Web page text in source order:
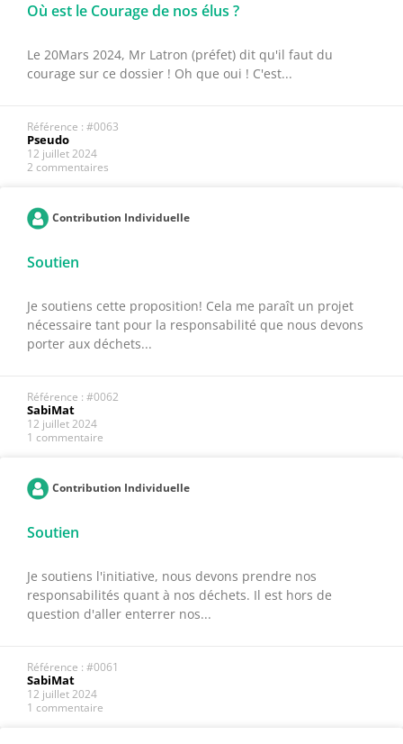
Où est le Courage de nos élus ?
Le 20Mars 2024, Mr Latron (préfet) dit qu'il faut du
courage sur ce dossier ! Oh que oui ! C'est...
Référence : #0063
Pseudo
12 juillet 2024
2 commentaires
Contribution Individuelle
Soutien
Je soutiens cette proposition! Cela me paraît un projet
nécessaire tant pour la responsabilité que nous devons
porter aux déchets...
Référence : #0062
SabiMat
12 juillet 2024
1 commentaire
Contribution Individuelle
Soutien
Je soutiens l'initiative, nous devons prendre nos
responsabilités quant à nos déchets. Il est hors de
question d'aller enterrer nos...
Référence : #0061
SabiMat
12 juillet 2024
1 commentaire